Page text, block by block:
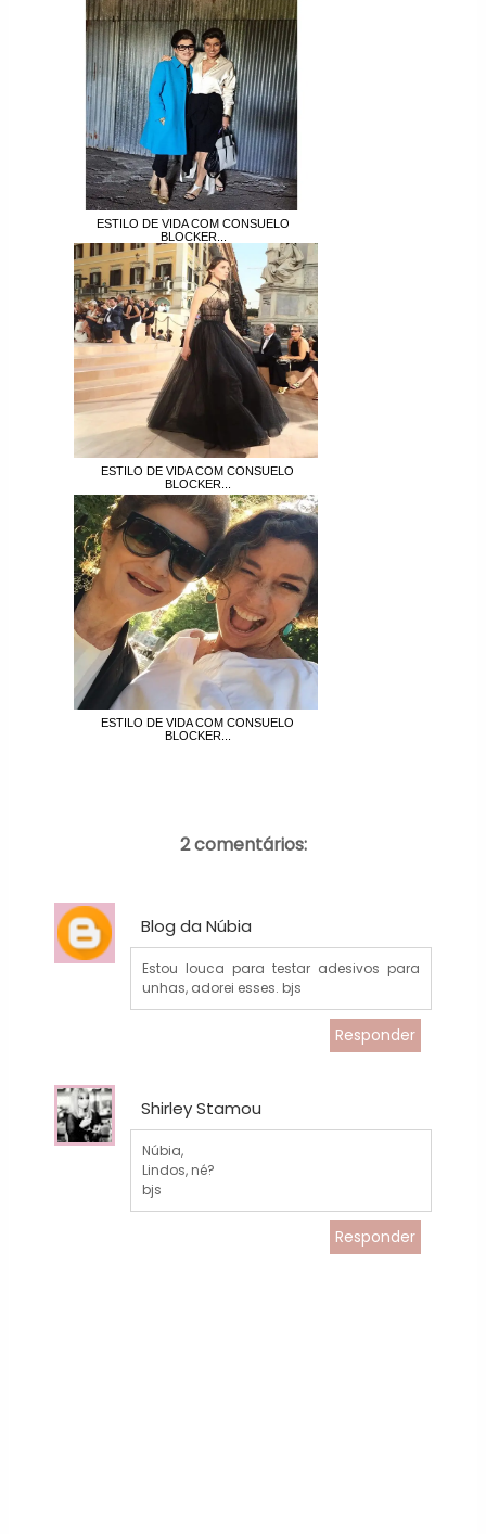
ESTILO DE VIDA COM CONSUELO
BLOCKER...
ESTILO DE VIDA COM CONSUELO
BLOCKER...
ESTILO DE VIDA COM CONSUELO
BLOCKER...
2 comentários:
Blog da Núbia
Estou louca para testar adesivos para
unhas, adorei esses. bjs
Responder
Shirley Stamou
Núbia,
Lindos, né?
bjs
Responder